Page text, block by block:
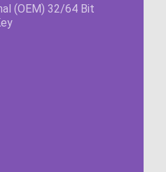
(OEM) 32/64 Bit